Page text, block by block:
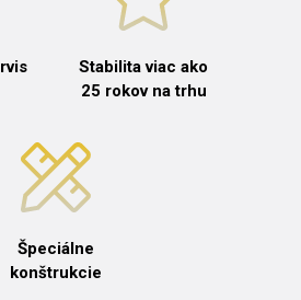
Stabilita viac ako
25 rokov na trhu
Špeciálne
konštrukcie